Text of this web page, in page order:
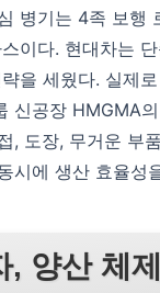
병기는 4족 보행
이다. 현대차는
을 세웠다. 실제
신공장 HMGMA
, 도장, 무거운 부
시에 생산 효율성
, 양산 체